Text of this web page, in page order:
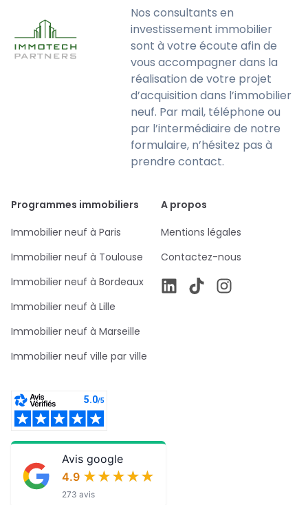
Nos consultants en
investissement immobilier
sont à votre écoute afin de
vous accompagner dans la
réalisation de votre projet
d’acquisition dans l’immobilier
neuf. Par mail, téléphone ou
par l’intermédiaire de notre
formulaire, n’hésitez pas à
prendre contact.
Programmes immobiliers
Immobilier neuf à Paris
Immobilier neuf à Toulouse
Immobilier neuf à Bordeaux
Immobilier neuf à Lille
Immobilier neuf à Marseille
Immobilier neuf ville par ville
A propos
Mentions légales
Contactez-nous
Avis google
4.9 ★★★★★
★★★★★
273 avis